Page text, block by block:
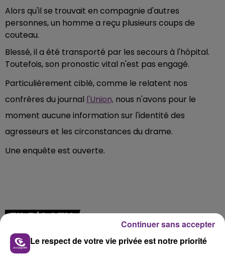
Alors qu'il se trouvait en compagnie d'autres
personnes, un homme a reçu plusieurs coups de
couteau.
Blessé, il a été transporté par les secours à l'hôpital.
Toutefois, son pronostic vital n'est pas engagé.
Particulièrement ciblé, comme le relatent nos
confrères du journal l'Union, nous n'avons pour le
moment aucune information sur l'identité des
agresseurs et les circonstances du drame.
Une enquête est ouverte.
FIL D'ACTU
Le respect de votre vie privée est notre priorité
Continuer sans accepter